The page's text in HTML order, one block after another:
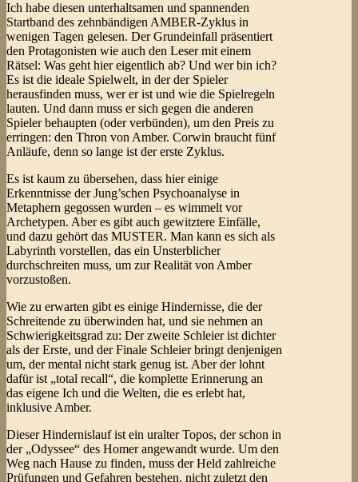
Ich habe diesen unterhaltsamen und spannenden
Startband des zehnbändigen AMBER-Zyklus in
wenigen Tagen gelesen. Der Grundeinfall präsentiert
den Protagonisten wie auch den Leser mit einem
Rätsel: Was geht hier eigentlich ab? Und wer bin ich?
Es ist die ideale Spielwelt, in der der Spieler
herausfinden muss, wer er ist und wie die Spielregeln
lauten. Und dann muss er sich gegen die anderen
Spieler behaupten (oder verbünden), um den Preis zu
erringen: den Thron von Amber. Corwin braucht fünf
Anläufe, denn so lange ist der erste Zyklus.
Es ist kaum zu übersehen, dass hier einige
Erkenntnisse der Jung’schen Psychoanalyse in
Metaphern gegossen wurden – es wimmelt vor
Archetypen. Aber es gibt auch gewitztere Einfälle,
und dazu gehört das MUSTER. Man kann es sich als
Labyrinth vorstellen, das ein Unsterblicher
durchschreiten muss, um zur Realität von Amber
vorzustoßen.
Wie zu erwarten gibt es einige Hindernisse, die der
Schreitende zu überwinden hat, und sie nehmen an
Schwierigkeitsgrad zu: Der zweite Schleier ist dichter
als der Erste, und der Finale Schleier bringt denjenigen
um, der mental nicht stark genug ist. Aber der lohnt
dafür ist „total recall“, die komplette Erinnerung an
das eigene Ich und die Welten, die es erlebt hat,
inklusive Amber.
Dieser Hindernislauf ist ein uralter Topos, der schon in
der „Odyssee“ des Homer angewandt wurde. Um den
Weg nach Hause zu finden, muss der Held zahlreiche
Prüfungen und Gefahren bestehen, nicht zuletzt den